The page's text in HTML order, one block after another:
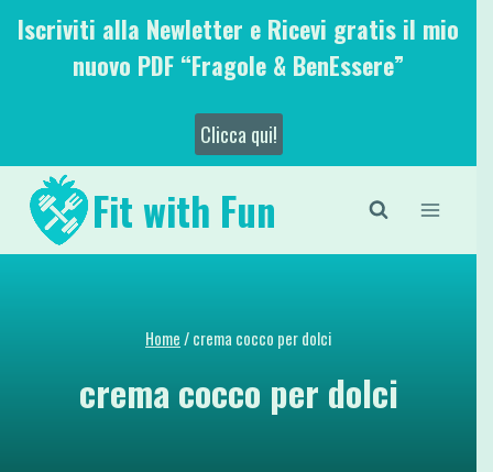
SaltaIscriviti alla Newletter e Ricevi gratis il mio
nuovo PDF “Fragole & BenEssere”
Clicca qui!
Fit with Fun
Home/crema cocco per dolci
crema cocco per dolci